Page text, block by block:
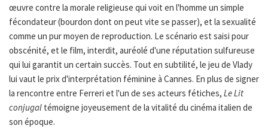
œuvre contre la morale religieuse qui voit en l'homme un simple
fécondateur (bourdon dont on peut vite se passer), et la sexualité
comme un pur moyen de reproduction. Le scénario est saisi pour
obscénité, et le film, interdit, auréolé d'une réputation sulfureuse
qui lui garantit un certain succès. Tout en subtilité, le jeu de Vlady
lui vaut le prix d'interprétation féminine à Cannes. En plus de signer
la rencontre entre Ferreri et l'un de ses acteurs fétiches, Le Lit
conjugal témoigne joyeusement de la vitalité du cinéma italien de
son époque.